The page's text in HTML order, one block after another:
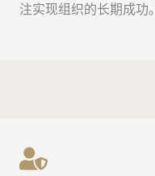
注实现组织的长期成功。